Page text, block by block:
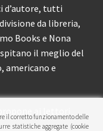
d’autore, tutti
da libreria,
Books e Nona
il meglio del
americano e
il corretto funzionamento delle
statistiche aggregate (cookie